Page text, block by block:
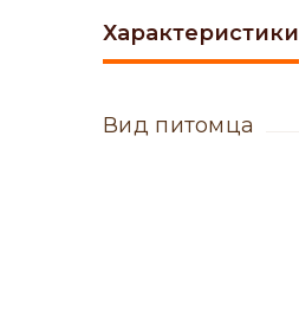
Характеристики
вид питомца